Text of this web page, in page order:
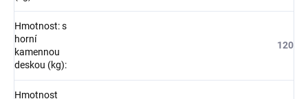
Hmotnost: s
horní
kamennou
deskou (kg):
120
Hmotnost